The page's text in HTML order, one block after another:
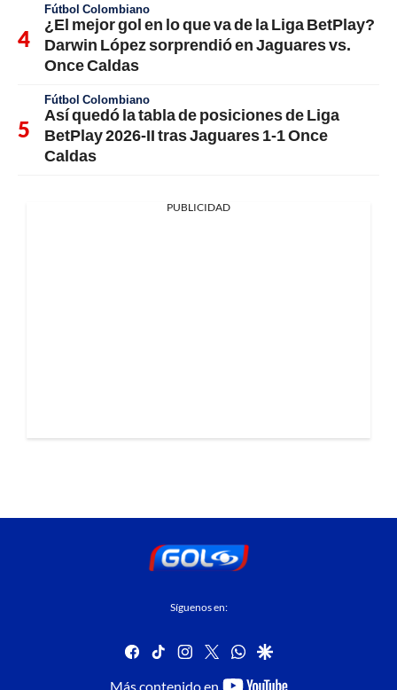
Fútbol Colombiano
¿El mejor gol en lo que va de la Liga BetPlay?
Darwin López sorprendió en Jaguares vs.
Once Caldas
Fútbol Colombiano
Así quedó la tabla de posiciones de Liga
BetPlay 2026-II tras Jaguares 1-1 Once
Caldas
PUBLICIDAD
Síguenos en:
facebook
tiktok instagram
twitterwhatsapp
google
Más contenido en youtube-